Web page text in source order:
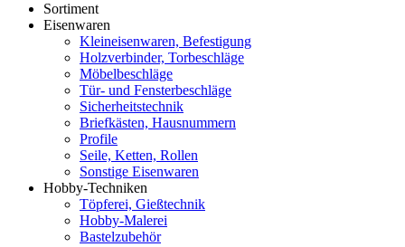
Sortiment
Eisenwaren
Kleineisenwaren, Befestigung
Holzverbinder, Torbeschläge
Möbelbeschläge
Tür- und Fensterbeschläge
Sicherheitstechnik
Briefkästen, Hausnummern
Profile
Seile, Ketten, Rollen
Sonstige Eisenwaren
Hobby-Techniken
Töpferei, Gießtechnik
Hobby-Malerei
Bastelzubehör